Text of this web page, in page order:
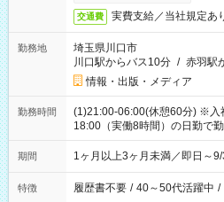
交通費 実費支給／当社規定あ
勤務地
埼玉県川口市
川口駅からバス10分 / 赤羽駅
情報・出版・メディア
勤務時間
(1)21:00-06:00(休憩60分) ※入
18:00（実働8時間）の日勤で
期間 1ヶ月以上3ヶ月未満／即日～
特徴 履歴書不要 / 40～50代活躍中 /